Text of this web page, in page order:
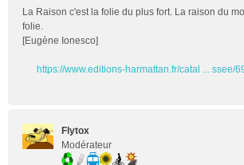
La Raison c'est la folie du plus fort. La raison du
folie.
[Eugène Ionesco]
https://www.editions-harmattan.fr/catal ... ssee/
Flytox
Modérateur